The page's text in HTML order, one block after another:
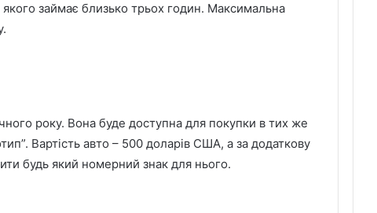
займає близько трьох годин. Максимальна
року. Вона буде доступна для покупки в тих же
Вартість авто – 500 доларів США, а за додаткову
будь який номерний знак для нього.